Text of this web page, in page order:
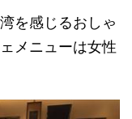
を感じるおしゃ
メニューは女性